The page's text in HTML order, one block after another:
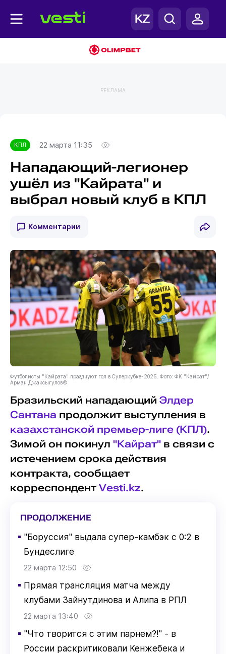
РЕКЛАМА
КПЛ 22 марта 11:35
Нападающий-легионер
ушёл из "Кайрата" и
выбрал новый клуб в КПЛ
Комментарии
Футболисты "Кайрата" празднуют гол в Суперкубке-2025. Фото: ФК "Кайрат"/
Арман Джаксыгулов©
Бразильский нападающий Элдер
Сантана продолжит выступления в
казахстанской премьер-лиге (КПЛ).
Зимой он покинул "Кайрат"в связи с
истечением срока действия
контракта, сообщает
корреспондент Vesti.kz.
ПРОДОЛЖЕНИЕ
▪ "Боруссия" выдала супер-камбэк с 0:2 в
Бундеслиге
22 марта 12:50
▪ Прямая трансляция матча между
клубами Зайнутдинова и Алипа в РПЛ
22 марта 13:40
▪ "Что творится с этим парнем?!" - в
России раскритиковали Кенжебека и